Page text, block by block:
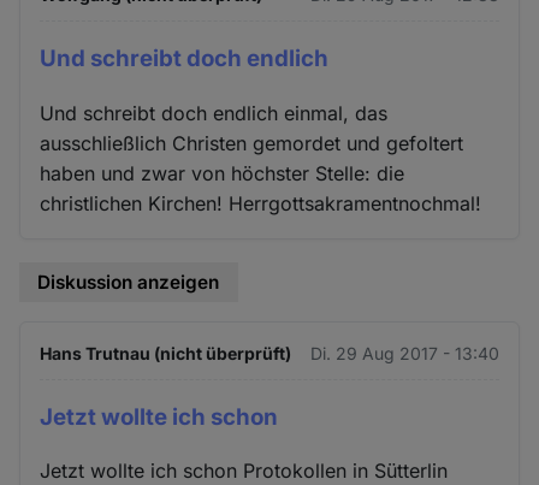
Und schreibt doch endlich
Und schreibt doch endlich einmal, das
ausschließlich Christen gemordet und gefoltert
haben und zwar von höchster Stelle: die
christlichen Kirchen! Herrgottsakramentnochmal!
Diskussion anzeigen
Hans Trutnau (nicht überprüft) Di. 29 Aug 2017 - 13:40
Jetzt wollte ich schon
Jetzt wollte ich schon Protokollen in Sütterlin